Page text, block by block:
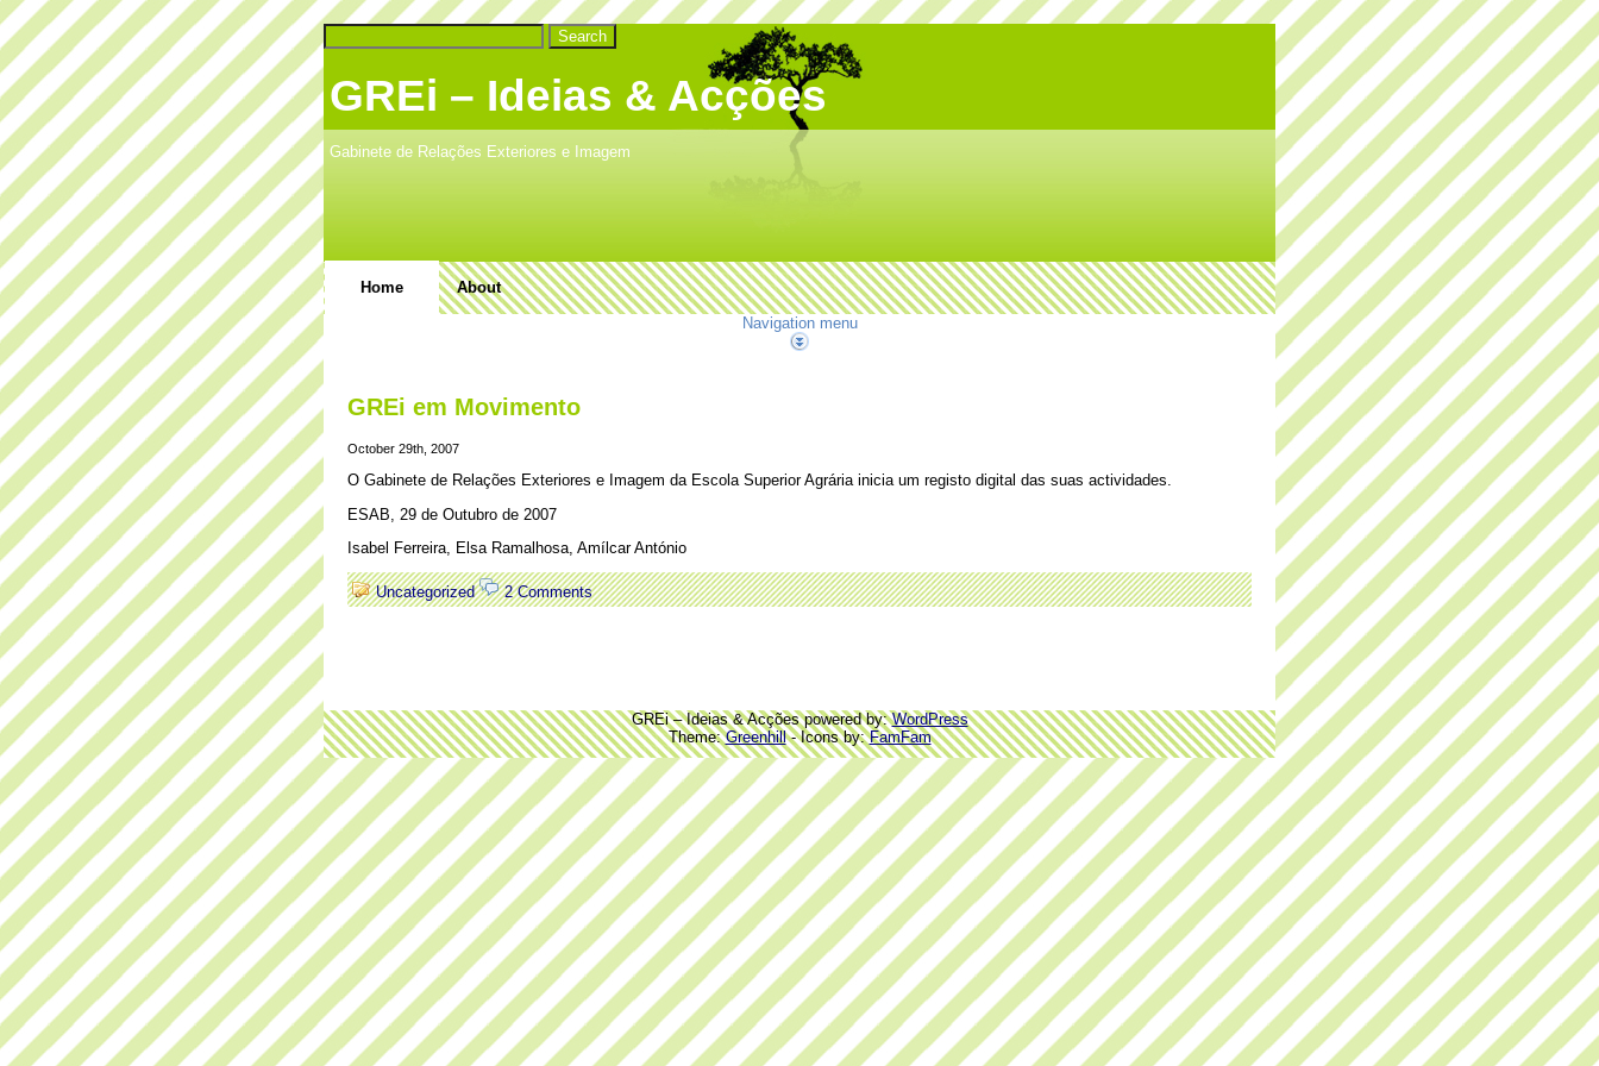
GREi – Ideias & Acções
Gabinete de Relações Exteriores e Imagem
Home
About
Navigation menu
GREi em Movimento
October 29th, 2007
O Gabinete de Relações Exteriores e Imagem da Escola Superior Agrária inicia um registo digital das suas actividades.
ESAB, 29 de Outubro de 2007
Isabel Ferreira, Elsa Ramalhosa, Amílcar António
Uncategorized 2 Comments
GREi – Ideias & Acções powered by:WordPress
Theme:Greenhill- Icons by:FamFam